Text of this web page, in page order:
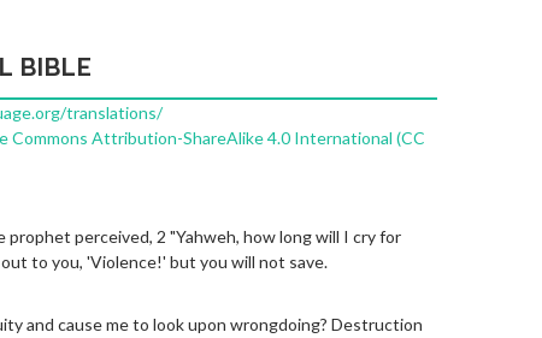
BIBLE
translations/
Commons Attribution-ShareAlike 4.0 International (CC
perceived, 2 "Yahweh, how long will I cry for
to you, 'Violence!' but you will not save.
and cause me to look upon wrongdoing? Destruction